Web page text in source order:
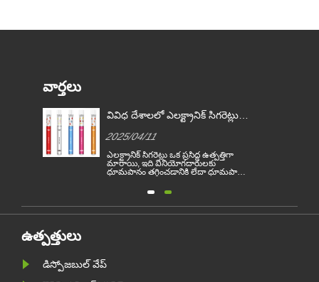
వార్తలు
వివిధ దేశాలలో ఎలక్ట్రానిక్ సిగరెట్లు
2025/04/11
ఎలక్ట్రానిక్ సిగరెట్లు ఒక ప్రసిద్ధ ఉత్పత్తిగా
మారాయి, ఇది వినియోగదారులకు
ధూమపానం తగ్గించడానికి లేదా ధూమపానం
వ్యాసం వివిధ దేశాల ప్రకారం ఎలక్ట్రానిక్
సిగరెట్ల చట్టాలు మరియు నిబంధనలను
వివరిస్తుంది. ఇంకా, కొన్ని దేశాలు ఉన్నాయి
మరియు ప్రాంతాలు వాపింగ్ ఉత్పత్తులను
ఉత్పత్తులు
డిస్పోజబుల్ వేప్